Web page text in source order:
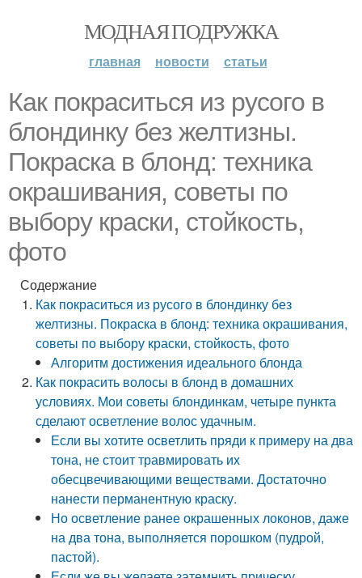
МОДНАЯ ПОДРУЖКА
главная новости статьи
Как покраситься из русого в
блондинку без желтизны.
Покраска в блонд: техника
окрашивания, советы по
выбору краски, стойкость,
фото
Содержание
Как покраситься из русого в блондинку без
желтизны. Покраска в блонд: техника окрашивания,
советы по выбору краски, стойкость, фото
Алгоритм достижения идеального блонда
Как покрасить волосы в блонд в домашних
условиях. Мои советы блондинкам, четыре пункта
сделают осветление волос удачным.
Если вы хотите осветлить пряди к примеру на два
тона, не стоит травмировать их
обесцвечивающими веществами. Достаточно
нанести перманентную краску.
Но осветление ранее окрашенных локонов, даже
на два тона, выполняется порошком (пудрой,
пастой).